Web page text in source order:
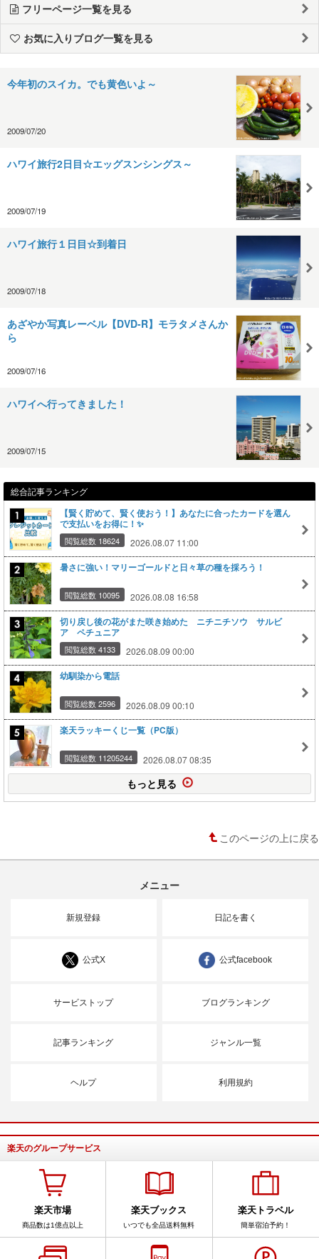
フリーページ一覧を見る
お気に入りブログ一覧を見る
今年初のスイカ。でも黄色いよ～
2009/07/20
ハワイ旅行2日目☆エッグスンシングス～
2009/07/19
ハワイ旅行１日目☆到着日
2009/07/18
あざやか写真レーベル【DVD-R】モラタメさんか
ら
2009/07/16
ハワイへ行ってきました！
2009/07/15
総合記事ランキング
【賢く貯めて、賢く使おう！】あなたに合ったカードを選ん
で支払いをお得に！✨
閲覧総数 18624 2026.08.07 11:00
暑さに強い！マリーゴールドと日々草の種を採ろう！
閲覧総数 10095 2026.08.08 16:58
切り戻し後の花がまた咲き始めた ニチニチソウ サルビ
ア ペチュニア
閲覧総数 4133 2026.08.09 00:00
幼馴染から電話
閲覧総数 2596 2026.08.09 00:10
楽天ラッキーくじ一覧（PC版）
閲覧総数 11205244 2026.08.07 08:35
もっと見る
このページの上に戻る
メニュー
新規登録 日記を書く
公式X 公式facebook
サービストップ ブログランキング
記事ランキング ジャンル一覧
ヘルプ 利用規約
楽天のグループサービス
楽天市場
商品数は1億点以上
楽天ブックス
いつでも全品送料無料
楽天トラベル
簡単宿泊予約！